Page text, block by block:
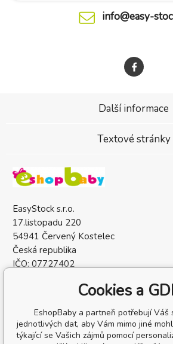
info@easy-
EasyStock s.r.o.
17.listopadu 220
54941 Červený Kostelec
Česká republika
IČO: 07727402
Další informace
Textové stránky
Cookies a
EshopBaby a partneři potřebují Váš
jednotlivých dat, aby Vám mimo jiné
týkající se Vašich zájmů pomocí